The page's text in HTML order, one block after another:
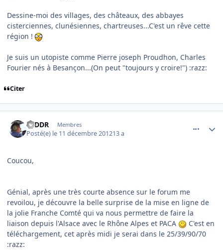
Dessine-moi des villages, des châteaux, des abbayes
cisterciennes, clunésiennes, chartreuses...C'est un rêve cette
région !
Je suis un utopiste comme Pierre joseph Proudhon, Charles
Fourier nés à Besançon...(On peut "toujours y croire!") :razz:
Citer
F6DDR Membres
Posté(e) le 11 décembre 201213 a
Coucou,
Génial, après une très courte absence sur le forum me
revoilou, je découvre la belle surprise de la mise en ligne de
la jolie Franche Comté qui va nous permettre de faire la
liaison depuis l'Alsace avec le Rhône Alpes et PACA
C'est en
téléchargement, cet après midi je serai dans le 25/39/90/70
:razz: